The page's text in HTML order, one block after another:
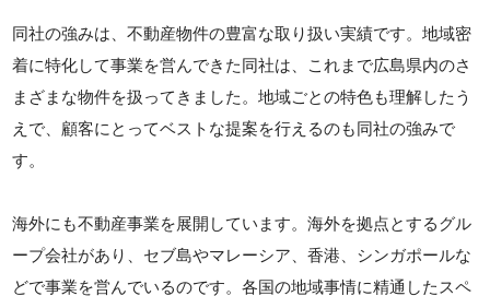
同社の強みは、不動産物件の豊富な取り扱い実績です。地域密
着に特化して事業を営んできた同社は、これまで広島県内のさ
まざまな物件を扱ってきました。地域ごとの特色も理解したう
えで、顧客にとってベストな提案を行えるのも同社の強みで
す。
海外にも不動産事業を展開しています。海外を拠点とするグル
ープ会社があり、セブ島やマレーシア、香港、シンガポールな
どで事業を営んでいるのです。各国の地域事情に精通したスペ